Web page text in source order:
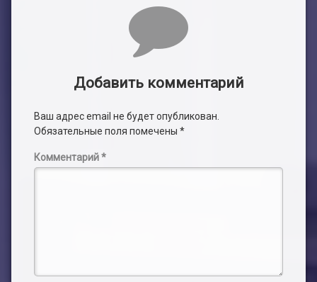
Добавить комментарий
Ваш адрес email не будет опубликован.
Обязательные поля помечены *
Комментарий*